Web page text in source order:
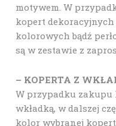
motywem. W
kopert
kolorowych bądź
są w zestawie z
– KOPERTA Z
W przypadku zakupu
wkładką, w dalszej
kolor wybranej